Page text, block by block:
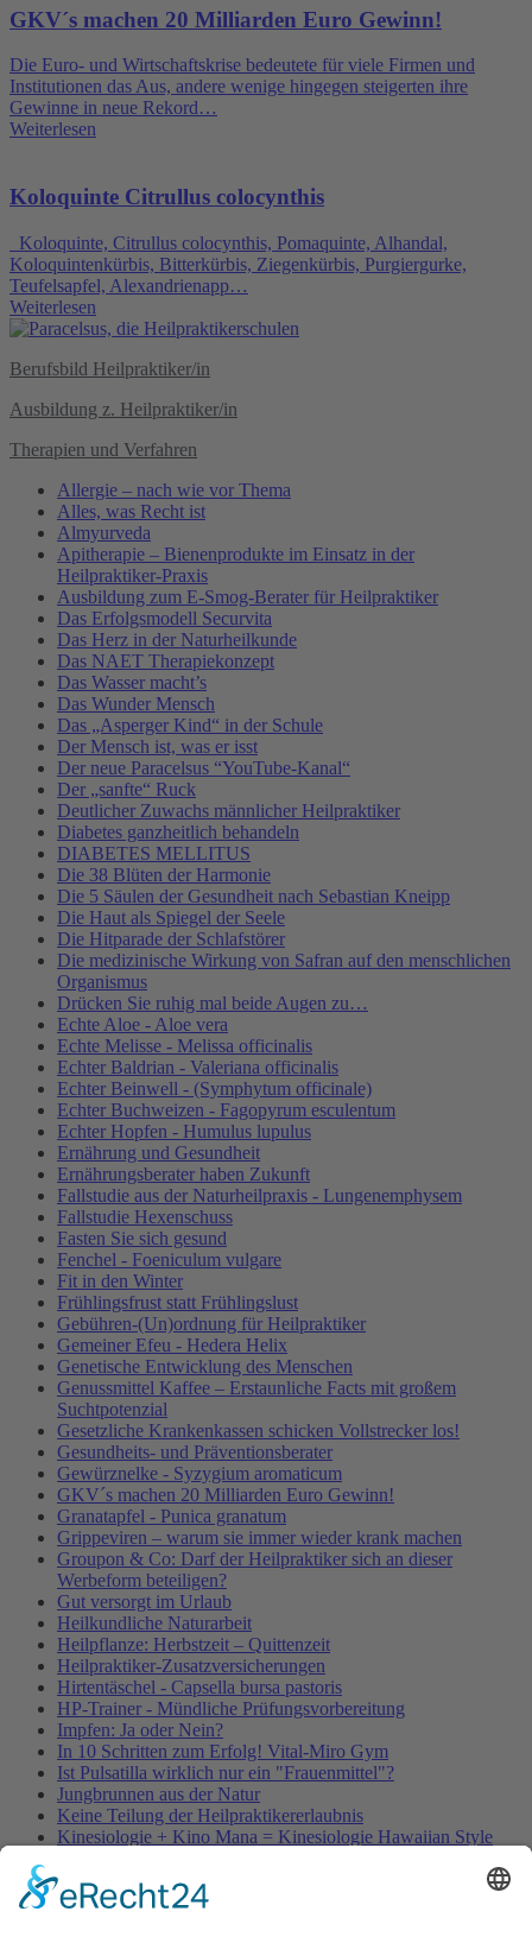
GKV´s machen 20 Milliarden Euro Gewinn!
Die Euro- und Wirtschaftskrise bedeutete für viele Firmen und
Institutionen das Aus, andere wenige hingegen steigerten ihre
Gewinne in neue Rekord…
Weiterlesen
Koloquinte Citrullus colocynthis
Koloquinte, Citrullus colocynthis, Pomaquinte, Alhandal,
Koloquintenkürbis, Bitterkürbis, Ziegenkürbis, Purgiergurke,
Teufelsapfel, Alexandrienapp…
Weiterlesen
Berufsbild Heilpraktiker/in
Ausbildung z. Heilpraktiker/in
Therapien und Verfahren
Allergie – nach wie vor Thema
Alles, was Recht ist
Almyurveda
Apitherapie – Bienenprodukte im Einsatz in der
Heilpraktiker-Praxis
Ausbildung zum E-Smog-Berater für Heilpraktiker
Das Erfolgsmodell Securvita
Das Herz in der Naturheilkunde
Das NAET Therapiekonzept
Das Wasser macht’s
Das Wunder Mensch
Das „Asperger Kind“ in der Schule
Der Mensch ist, was er isst
Der neue Paracelsus “YouTube-Kanal“
Der „sanfte“ Ruck
Deutlicher Zuwachs männlicher Heilpraktiker
Diabetes ganzheitlich behandeln
DIABETES MELLITUS
Die 38 Blüten der Harmonie
Die 5 Säulen der Gesundheit nach Sebastian Kneipp
Die Haut als Spiegel der Seele
Die Hitparade der Schlafstörer
Die medizinische Wirkung von Safran auf den menschlichen
Organismus
Drücken Sie ruhig mal beide Augen zu…
Echte Aloe - Aloe vera
Echte Melisse - Melissa officinalis
Echter Baldrian - Valeriana officinalis
Echter Beinwell - (Symphytum officinale)
Echter Buchweizen - Fagopyrum esculentum
Echter Hopfen - Humulus lupulus
Ernährung und Gesundheit
Ernährungsberater haben Zukunft
Fallstudie aus der Naturheilpraxis - Lungenemphysem
Fallstudie Hexenschuss
Fasten Sie sich gesund
Fenchel - Foeniculum vulgare
Fit in den Winter
Frühlingsfrust statt Frühlingslust
Gebühren-(Un)ordnung für Heilpraktiker
Gemeiner Efeu - Hedera Helix
Genetische Entwicklung des Menschen
Genussmittel Kaffee – Erstaunliche Facts mit großem
Suchtpotenzial
Gesetzliche Krankenkassen schicken Vollstrecker los!
Gesundheits- und Präventionsberater
Gewürznelke - Syzygium aromaticum
GKV´s machen 20 Milliarden Euro Gewinn!
Granatapfel - Punica granatum
Grippeviren – warum sie immer wieder krank machen
Groupon & Co: Darf der Heilpraktiker sich an dieser
Werbeform beteiligen?
Gut versorgt im Urlaub
Heilkundliche Naturarbeit
Heilpflanze: Herbstzeit – Quittenzeit
Heilpraktiker-Zusatzversicherungen
Hirtentäschel - Capsella bursa pastoris
HP-Trainer - Mündliche Prüfungsvorbereitung
Impfen: Ja oder Nein?
In 10 Schritten zum Erfolg! Vital-Miro Gym
Ist Pulsatilla wirklich nur ein "Frauenmittel"?
Jungbrunnen aus der Natur
Keine Teilung der Heilpraktikererlaubnis
Kinesiologie + Kino Mana = Kinesiologie Hawaiian Style
Kleine Würmer als Wunderheiler
Knoblauch - Allium sativum